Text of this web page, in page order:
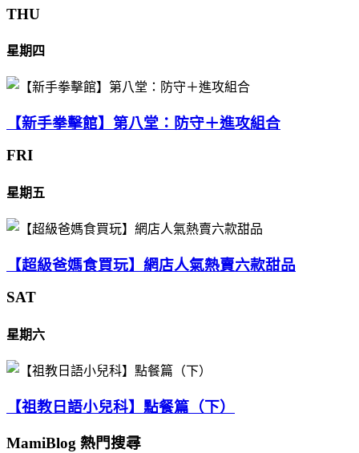
THU
星期四
【新手拳擊館】第八堂：防守＋進攻組合
FRI
星期五
【超級爸媽食買玩】網店人氣熱賣六款甜品
SAT
星期六
【祖教日語小兒科】點餐篇（下）
MamiBlog 熱門搜尋